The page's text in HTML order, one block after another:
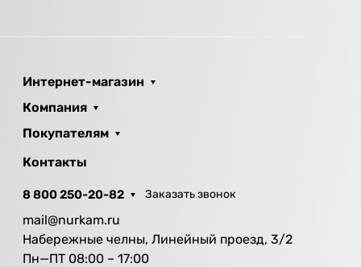
Интернет-магазин
Компания
Покупателям
Контакты
8 800 250-20-82 Заказать звонок
mail@nurkam.ru
Набережные челны, Линейный проезд, 3/2
Пн—ПТ 08:00 – 17:00